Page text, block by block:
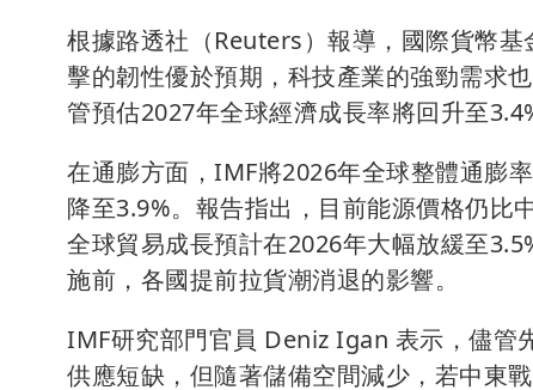
根據路透社（Reuters）報導，國際貨幣
擊的韌性優於預期，科技產業的強勁需求
管預估2027年全球經濟成長率將回升至
在通膨方面，IMF將2026年全球整體通膨
降至3.9%。報告指出，目前能源價格仍比
全球貿易成長預計在2026年大幅放緩至
施前，各國提前拉貨潮消退的影響。
IMF研究部門官員 Deniz Igan 表示，儘管
供應短缺，但隨著儲備空間減少，若中東